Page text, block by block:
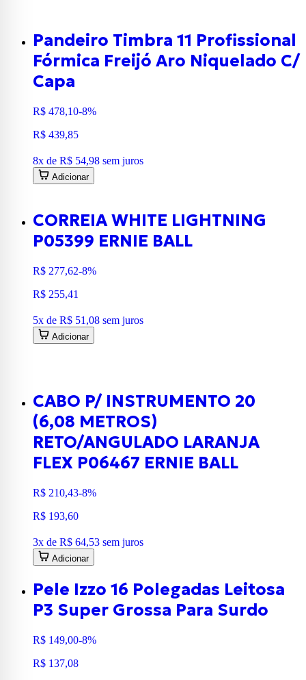
Pandeiro Timbra 11 Profissional
Fórmica Freijó Aro Niquelado C/
Capa
R$ 478,10-8%
R$ 439,85
8x de R$ 54,98 sem juros
Adicionar
CORREIA WHITE LIGHTNING
P05399 ERNIE BALL
R$ 277,62-8%
R$ 255,41
5x de R$ 51,08 sem juros
Adicionar
CABO P/ INSTRUMENTO 20
(6,08 METROS)
RETO/ANGULADO LARANJA
FLEX P06467 ERNIE BALL
R$ 210,43-8%
R$ 193,60
3x de R$ 64,53 sem juros
Adicionar
Pele Izzo 16 Polegadas Leitosa
P3 Super Grossa Para Surdo
R$ 149,00-8%
R$ 137,08